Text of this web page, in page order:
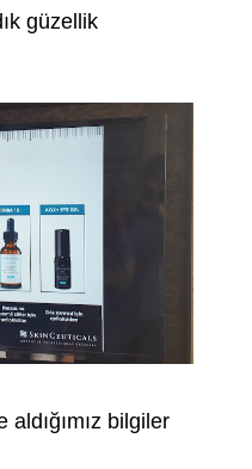
güzellik
aldığımız bilgiler